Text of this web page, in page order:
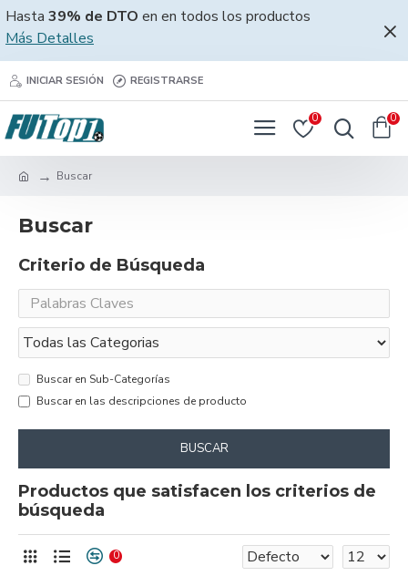
Hasta 39% de DTO en en todos los productos
Más Detalles
INICIAR SESIÓN REGISTRARSE
0 0
Buscar
Buscar
Criterio de Búsqueda
Buscar en Sub-Categorías
Buscar en las descripciones de producto
BUSCAR
Productos que satisfacen los criterios de
búsqueda
0